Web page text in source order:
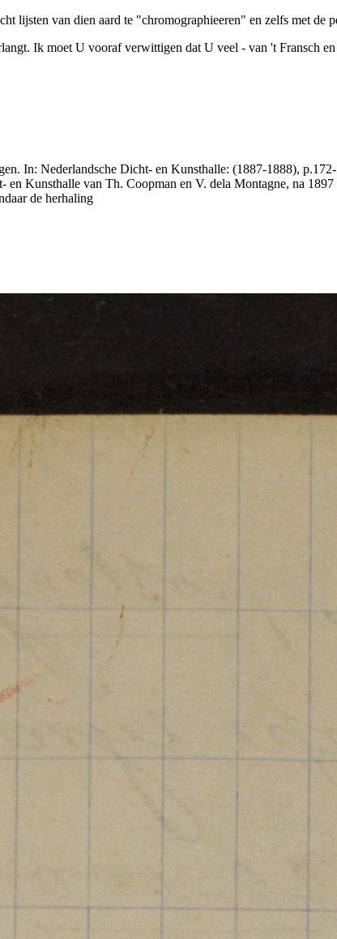
lijsten van dien aard te "chromographieeren" en zelfs met de
Ik moet U vooraf verwittigen dat U veel - van 't Fransch
In: Nederlandsche Dicht- en Kunsthalle: (1887-1888),
en Kunsthalle van Th. Coopman en V. dela Montagne, na
de herhaling